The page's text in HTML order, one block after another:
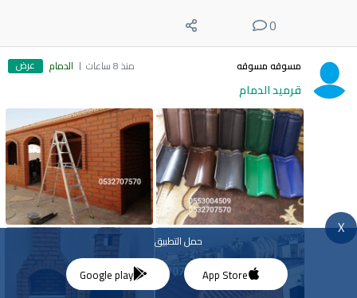
0
مسوقه مسوقه منذ 8 ساعات الدمام عرض
قرميد الدمام
X
حمل التطبيق
App Store
Google play